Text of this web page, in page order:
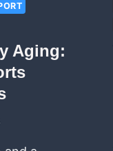
Aging: